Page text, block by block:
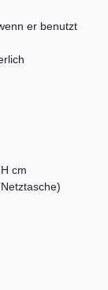
er benutzt
cm